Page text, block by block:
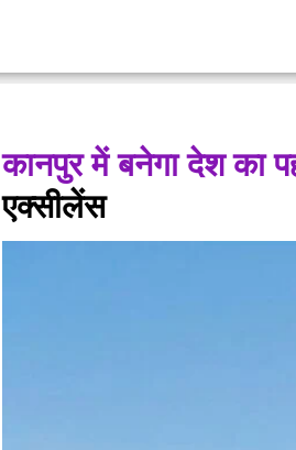
कानपुर में बनेगा देश का
एक्सीलेंस